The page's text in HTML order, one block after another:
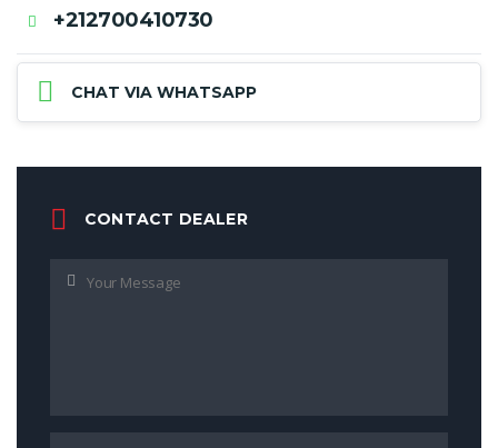
+212700410730
CHAT VIA WHATSAPP
CONTACT DEALER